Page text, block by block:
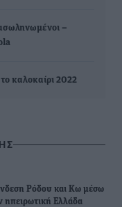
–
καλοκαίρι 2022
Ρόδου και Κω μέσω
Ελλάδα